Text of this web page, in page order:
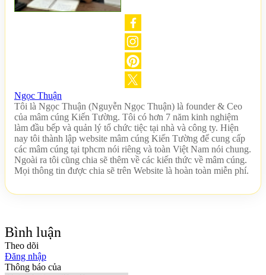
Ngọc Thuận
Tôi là Ngọc Thuận (Nguyễn Ngọc Thuận) là founder & Ceo
của mâm cúng Kiến Tường. Tôi có hơn 7 năm kinh nghiệm
làm đầu bếp và quản lý tổ chức tiệc tại nhà và công ty. Hiện
nay tôi thành lập website mâm cúng Kiến Tường để cung cấp
các mâm cúng tại tphcm nói riêng và toàn Việt Nam nói chung.
Ngoài ra tôi cũng chia sẽ thêm về các kiến thức về mâm cúng.
Mọi thông tin được chia sẽ trên Website là hoàn toàn miễn phí.
Bình luận
Theo dõi
Đăng nhập
Thông báo của